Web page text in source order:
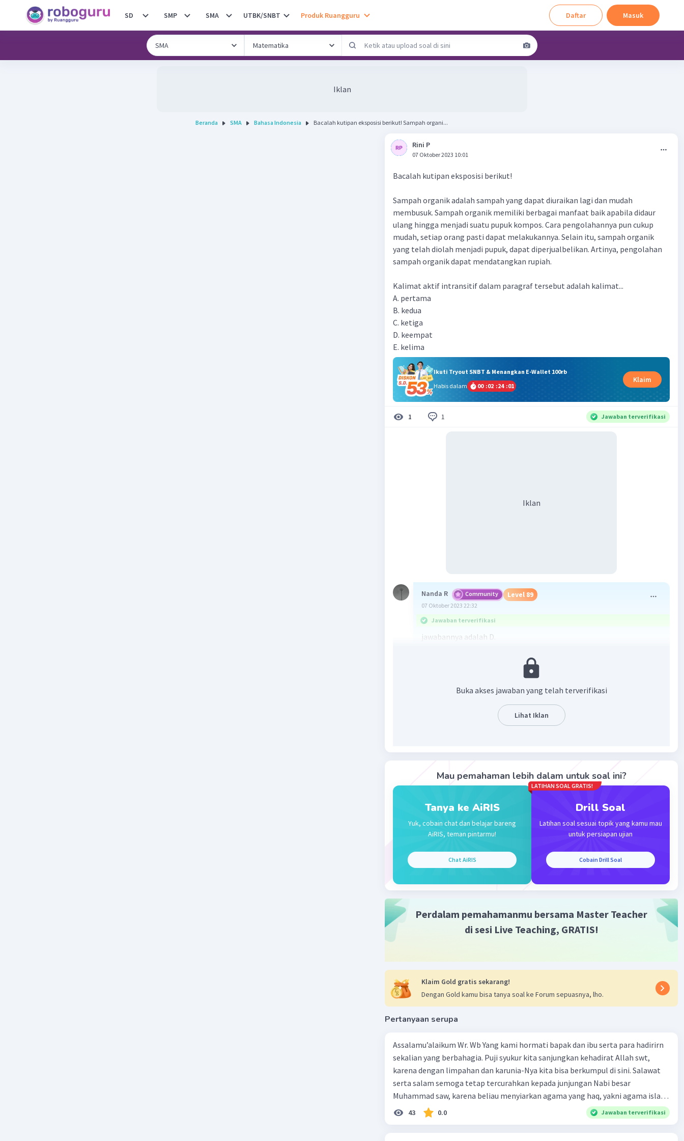
SD SMP SMA UTBK/SNBT Produk Ruangguru Daftar Masuk
Iklan
Beranda SMA Bahasa Indonesia Bacalah kutipan eksposisi berikut! Sampah organi...
Rini P
07 Oktober 2023 10:01
Bacalah kutipan eksposisi berikut!
Sampah organik adalah sampah yang dapat diuraikan lagi dan mudah
membusuk. Sampah organik memiliki berbagai manfaat baik apabila didaur
ulang hingga menjadi suatu pupuk kompos. Cara pengolahannya pun cukup
mudah, setiap orang pasti dapat melakukannya. Selain itu, sampah organik
yang telah diolah menjadi pupuk, dapat diperjualbelikan. Artinya, pengolahan
sampah organik dapat mendatangkan rupiah.
Kalimat aktif intransitif dalam paragraf tersebut adalah kalimat...
A. pertama
B. kedua
C. ketiga
D. keempat
E. kelima
Ikuti Tryout SNBT & Menangkan E-Wallet 100rb
Habis dalam
00 :02 :24 :01
Klaim
1 1 Jawaban terverifikasi
Iklan
Nanda R Community Level 89
07 Oktober 2023 22:32
Jawaban terverifikasi
jawabannya adalah D.
Kalimat aktif intransitif adalah jenis kalimat aktif yang tidak
membutuhkan objek dalam struktur kalimatnya. Pada kalimat
keempat, merupakan kalimat aktif intransitif, "cara pengolahannya
pun cukup mudah, setiap orang pasti dapat melakukannya."
Balas
Buka akses jawaban yang telah terverifikasi
Lihat Iklan
Mau pemahaman lebih dalam untuk soal ini?
Tanya ke AiRIS
Yuk, cobain chat dan belajar bareng
AiRIS, teman pintarmu!
Chat AiRIS
LATIHAN SOAL GRATIS!
Drill Soal
Latihan soal sesuai topik yang kamu mau
untuk persiapan ujian
Cobain Drill Soal
Perdalam pemahamanmu bersama Master Teacher
di sesi Live Teaching, GRATIS!
Klaim Gold gratis sekarang!
Dengan Gold kamu bisa tanya soal ke Forum sepuasnya, lho.
Pertanyaan serupa
Assalamu’alaikum Wr. Wb Yang kami hormati bapak dan ibu serta para hadirirn
sekalian yang berbahagia. Puji syukur kita sanjungkan kehadirat Allah swt,
karena dengan limpahan dan karunia-Nya kita bisa berkumpul di sini. Salawat
serta salam semoga tetap tercurahkan kepada junjungan Nabi besar
Muhammad saw, karena beliau menyiarkan agama yang haq, yakni agama islam,
agama yang diridai oleh Allah swt. Semoga kita sekalian termasuk ke dalam
umat-Nya yang diberkahi. Amin ya rabbal alamin. Hadirin sekalian yang
43 0.0 Jawaban terverifikasi